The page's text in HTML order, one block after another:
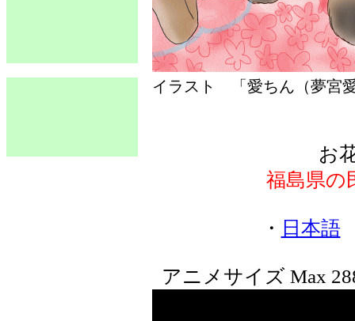
イラスト 「愛ちん（夢
お
福島県の
・ 日本語
アニメサイズ Max